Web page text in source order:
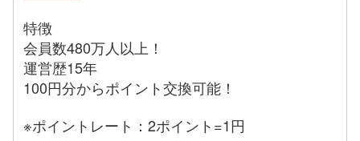
特徴
会員数480万人以上！
運営歴15年
100円分からポイント交換可能！
※ポイントレート：2ポイント=1円